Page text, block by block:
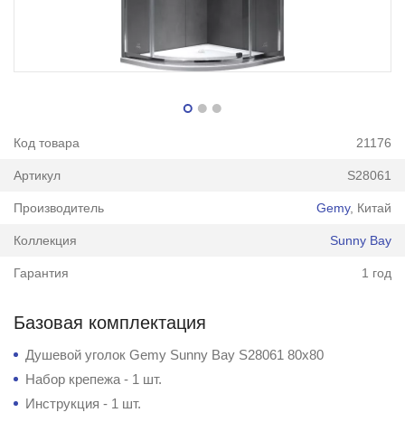
Код товара 21176
Артикул S28061
Производитель Gemy, Китай
Коллекция Sunny Bay
Гарантия 1 год
Базовая комплектация
Душевой уголок Gemy Sunny Bay S28061 80x80
Набор крепежа - 1 шт.
Инструкция - 1 шт.